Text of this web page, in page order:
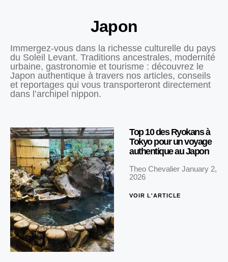
Japon
Immergez-vous dans la richesse culturelle du pays
du Soleil Levant. Traditions ancestrales, modernité
urbaine, gastronomie et tourisme : découvrez le
Japon authentique à travers nos articles, conseils
et reportages qui vous transporteront directement
dans l’archipel nippon.
Top 10 des Ryokans à
Tokyo pour un voyage
authentique au Japon
Theo Chevalier January 2,
2026
VOIR L'ARTICLE